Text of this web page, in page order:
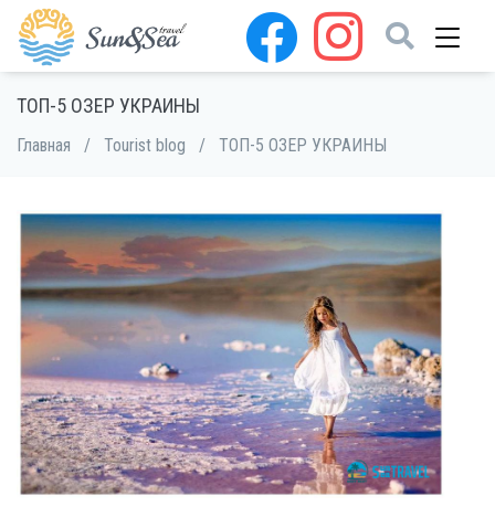
ТОП-5 ОЗЕР УКРАИНЫ
Главная / Tourist blog / ТОП-5 ОЗЕР УКРАИНЫ